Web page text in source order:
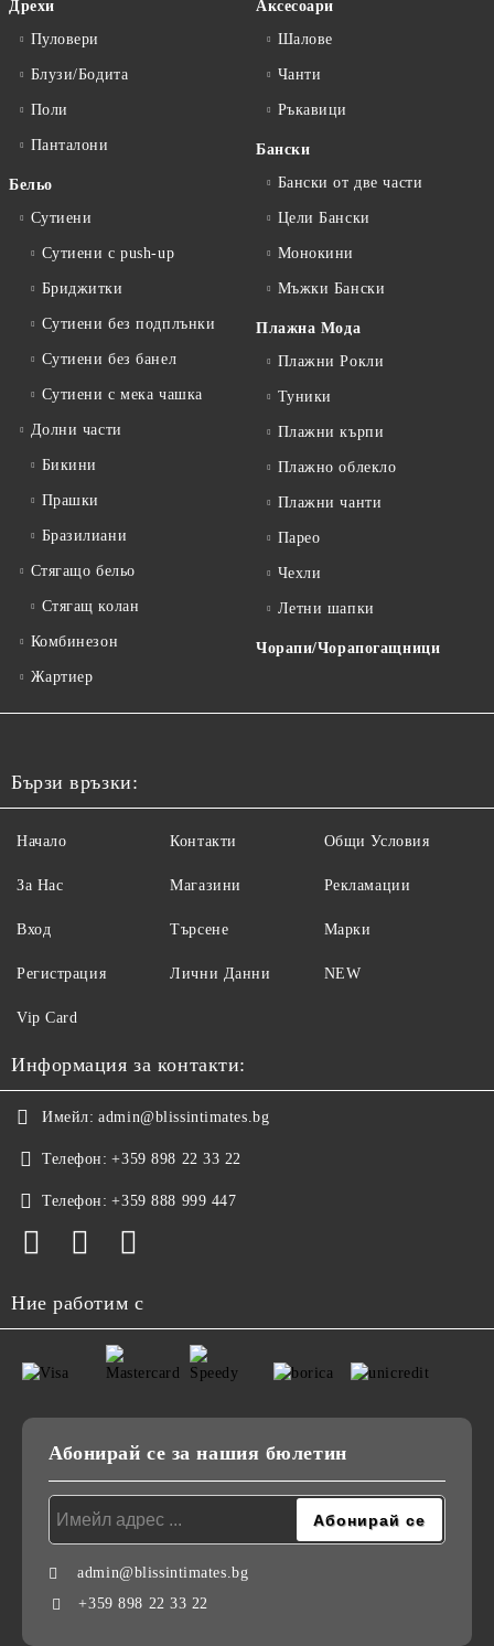
Дрехи
Пуловери
Блузи/Бодита
Поли
Панталони
Бельо
Сутиени
Сутиени с push-up
Бриджитки
Сутиени без подплънки
Сутиени без банел
Сутиени с мека чашка
Долни части
Бикини
Прашки
Бразилиани
Стягащо бельо
Стягащ колан
Комбинезон
Жартиер
Аксесоари
Шалове
Чанти
Ръкавици
Бански
Бански от две части
Цели Бански
Монокини
Мъжки Бански
Плажна Мода
Плажни Рокли
Туники
Плажни кърпи
Плажно облекло
Плажни чанти
Парео
Чехли
Летни шапки
Чорапи/Чорапогащници
Бързи връзки:
Начало
За Нас
Вход
Регистрация
Контакти
Магазини
Търсене
Лични Данни
Общи Условия
Рекламации
Марки
NEW
Vip Card
Информация за контакти:
Имейл: admin@blissintimates.bg
Телефон: +359 898 22 33 22
Телефон: +359 888 999 447
Ние работим с
Абонирай се за нашия бюлетин
admin@blissintimates.bg
+359 898 22 33 22